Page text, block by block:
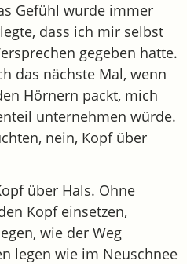
Gefühl wurde immer
dass ich mir selbst
gegeben hatte.
das nächste Mal, wenn
Hörnern packt, mich
unternehmen würde.
nein, Kopf über
über Hals. Ohne
Kopf einsetzen,
wie der Weg
legen wie im Neuschnee